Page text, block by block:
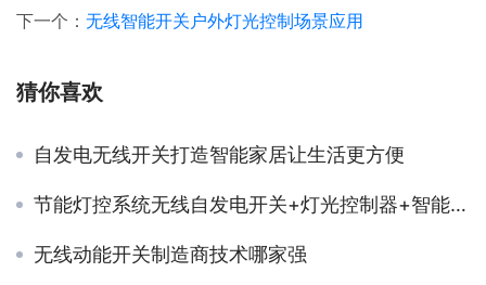
下一个： 无线智能开关户外灯光控制场景应用
猜你喜欢
自发电无线开关打造智能家居让生活更方便
节能灯控系统无线自发电开关+灯光控制器+智能网关
无线动能开关制造商技术哪家强